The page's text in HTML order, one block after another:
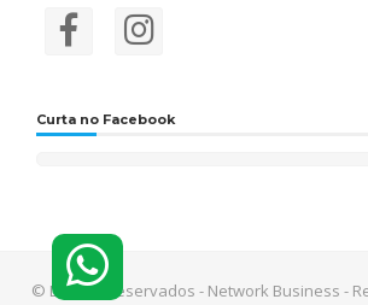
Curta no Facebook
© Direitos reservados - Network Business -